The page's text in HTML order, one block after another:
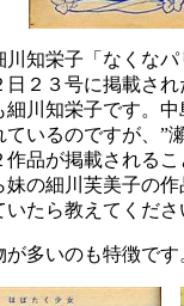
栄子「なくなパ
日２３号に掲載さ
細川知栄子です。
いるのですが、”
作品が掲載される
妹の細川芙美子の
いたら教えてくださ
多いのも特徴です